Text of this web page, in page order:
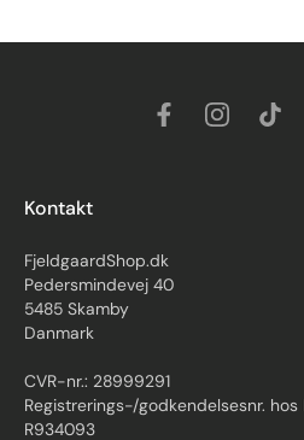
Kontakt
FjeldgaardShop.dk
Pedersmindevej 40
5485 Skamby
Danmark
CVR-nr.: 28999291
Registrerings-/godkendelsesnr.
R934093